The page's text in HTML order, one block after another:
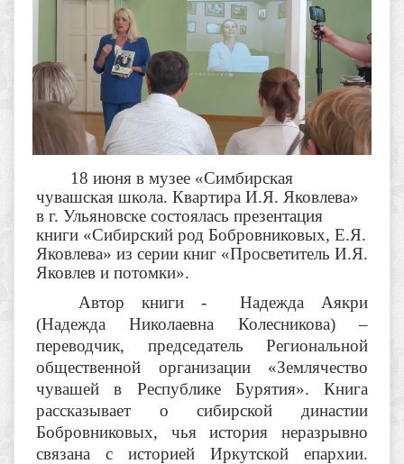
18 июняв музее «Симбирская
чувашская школа. Квартира И.Я. Яковлева»
в г. Ульяновске состоялась презентация
книги «Сибирский род Бобровниковых, Е.Я.
Яковлева» из серии книг «Просветитель И.Я.
Яковлев и потомки».
Автор книги -Надежда Аякри
(Надежда Николаевна Колесникова) –
переводчик, председатель Региональной
общественной организации «Землячество
чувашей в Республике Бурятия». Книга
рассказывает о сибирской династии
Бобровниковых, чья история неразрывно
связана с историей Иркутской епархии.